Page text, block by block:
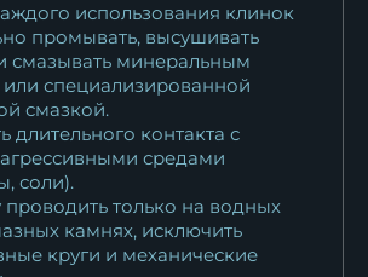
использования клинок
промывать, высушивать
смазывать минеральным
специализированной
смазкой.
длительного контакта с
агрессивными средами
соли).
проводить только на водных
камнях, исключить
круги и механические